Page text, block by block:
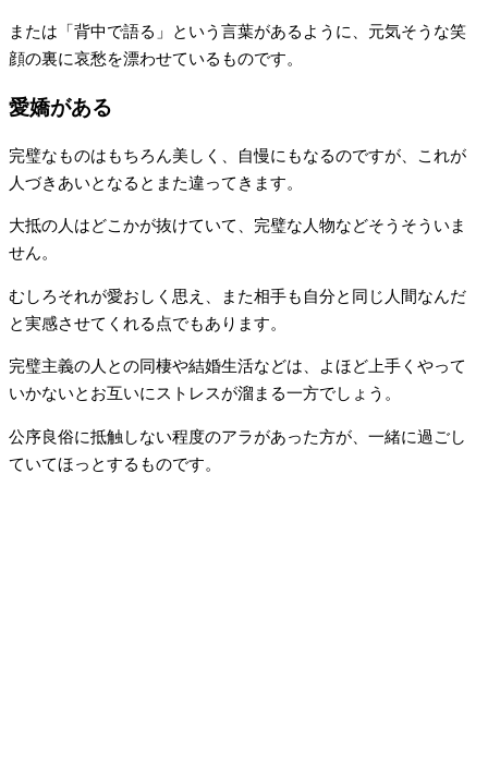
または「背中で語る」という言葉があるように、元気そうな笑
顔の裏に哀愁を漂わせているものです。
愛嬌がある
完璧なものはもちろん美しく、自慢にもなるのですが、これが
人づきあいとなるとまた違ってきます。
大抵の人はどこかが抜けていて、完璧な人物などそうそういま
せん。
むしろそれが愛おしく思え、また相手も自分と同じ人間なんだ
と実感させてくれる点でもあります。
完璧主義の人との同棲や結婚生活などは、よほど上手くやって
いかないとお互いにストレスが溜まる一方でしょう。
公序良俗に抵触しない程度のアラがあった方が、一緒に過ごし
ていてほっとするものです。